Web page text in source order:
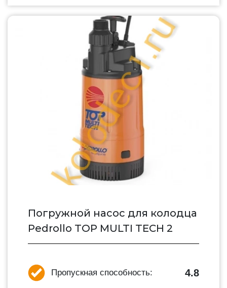
Погружной насос для колодца
Pedrollo TOP MULTI TECH 2
Пропускная способность: 4.8